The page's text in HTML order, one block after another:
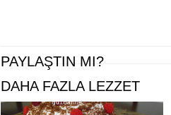
PAYLAŞTIN MI?
DAHA FAZLA LEZZET